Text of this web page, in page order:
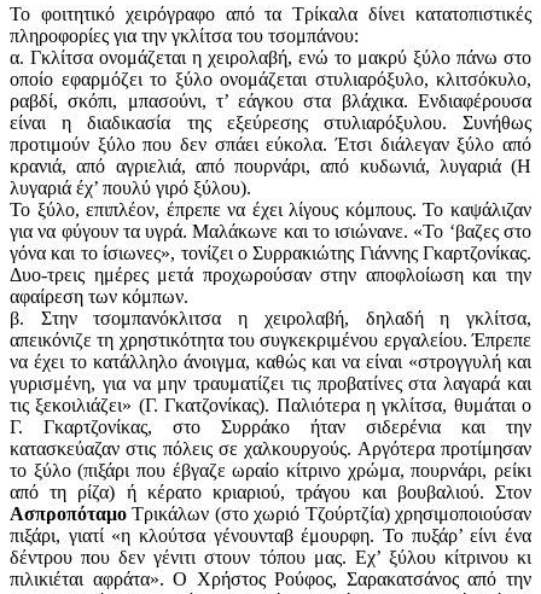
Το φοιτητικό χειρόγραφο από τα Τρίκαλα δίνει κατατοπιστικές
πληροφορίες για την γκλίτσα του τσομπάνου:
α. Γκλίτσα ονομάζεται η χειρολαβή, ενώ το μακρύ ξύλο πάνω στο
οποίο εφαρμόζει το ξύλο ονομάζεται στυλιαρόξυλο, κλιτσόκυλο,
ραβδί, σκόπι, μπασούνι, τ’ εάγκου στα βλάχικα. Ενδιαφέρουσα
είναι η διαδικασία της εξεύρεσης στυλιαρόξυλου. Συνήθως
προτιμούν ξύλο που δεν σπάει εύκολα. Έτσι διάλεγαν ξύλο από
κρανιά, από αγριελιά, από πουρνάρι, από κυδωνιά, λυγαριά (Η
λυγαριά έχ’ πουλύ γιρό ξύλου).
Το ξύλο, επιπλέον, έπρεπε να έχει λίγους κόμπους. Το καψάλιζαν
για να φύγουν τα υγρά. Μαλάκωνε και το ισιώνανε. «Το ‘βαζες στο
γόνα και το ίσιωνες», τονίζει ο Συρρακιώτης Γιάννης Γκαρτζονίκας.
Δυο-τρεις ημέρες μετά προχωρούσαν στην αποφλοίωση και την
αφαίρεση των κόμπων.
β. Στην τσομπανόκλιτσα η χειρολαβή, δηλαδή η γκλίτσα,
απεικόνιζε τη χρηστικότητα του συγκεκριμένου εργαλείου. Έπρεπε
να έχει το κατάλληλο άνοιγμα, καθώς και να είναι «στρογγυλή και
γυρισμένη, για να μην τραυματίζει τις προβατίνες στα λαγαρά και
τις ξεκοιλιάζει» (Γ. Γκατζονίκας). Παλιότερα η γκλίτσα, θυμάται ο
Γ. Γκαρτζονίκας, στο Συρράκο ήταν σιδερένια και την
κατασκεύαζαν στις πόλεις σε χαλκουρyoύς. Αργότερα προτίμησαν
το ξύλο (πιξάρι που έβγαζε ωραίο κίτρινο χρώμα, πουρνάρι, ρείκι
από τη ρίζα) ή κέρατο κριαριού, τράγου και βουβαλιού. Στον
Ασπροπόταμο Τρικάλων (στο χωριό Τζούρτζία) χρησιμοποιούσαν
πιξάρι, γιατί «η κλούτσα γένουνταβ έμουρφη. Το πυξάρ’ είνι ένα
δέντρου που δεν γένιτι στουν τόπου μας. Εχ’ ξύλου κίτρινου κι
πιλικιέται αφράτα». Ο Χρήστος Ρούφος, Σαρακατσάνος από την